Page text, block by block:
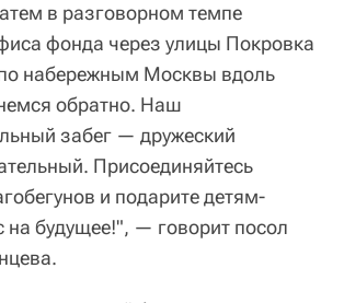
в разговорном темпе
фонда через улицы Покровка
набережным Москвы вдоль
обратно. Наш
забег — дружеский
Присоединяйтесь
и подарите детям-
будущее!", — говорит посол